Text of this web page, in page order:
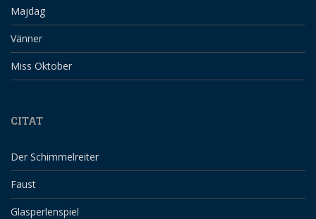
Majdag
Vänner
Miss Oktober
CITAT
Der Schimmelreiter
Faust
Glasperlenspiel